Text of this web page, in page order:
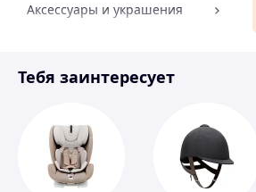
Аксессуары и украшения
Спорт и отдых
Тебя заинтересует